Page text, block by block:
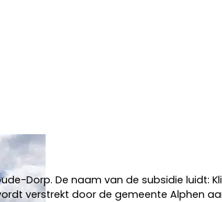
Dorp. De naam van de subsidie luidt:
verstrekt door de gemeente Alphen